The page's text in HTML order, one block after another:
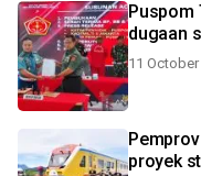
Puspom
dugaan
11 October
proyek